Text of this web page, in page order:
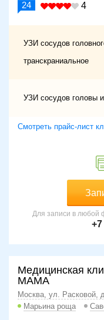
24 4
УЗИ сосудов
транскраниальное
УЗИ сосудов головы
Смотреть прайс-лист
Для записи в любой
+7
Медицинская
МАМА
Москва, ул. Расковой,
Марьина роща